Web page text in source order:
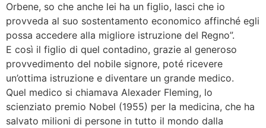
Orbene, so che anche lei ha un figlio, lasci che io
provveda al suo sostentamento economico affinché egli
possa accedere alla migliore istruzione del Regno”.
E così il figlio di quel contadino, grazie al generoso
provvedimento del nobile signore, poté ricevere
un’ottima istruzione e diventare un grande medico.
Quel medico si chiamava Alexader Fleming, lo
scienziato premio Nobel (1955) per la medicina, che ha
salvato milioni di persone in tutto il mondo dalla